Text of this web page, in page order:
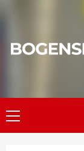
Primary
Menu